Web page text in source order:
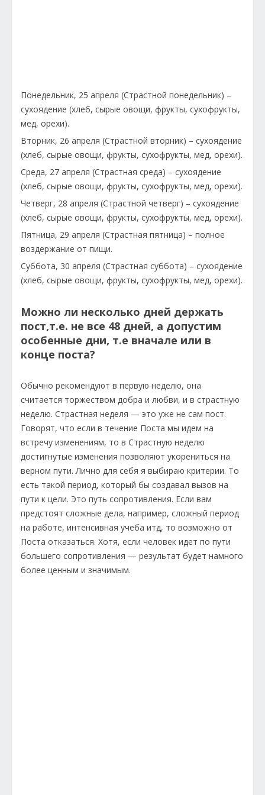
Понедельник, 25 апреля (Страстной понедельник) –
сухоядение (хлеб, сырые овощи, фрукты, сухофрукты,
мед, орехи).
Вторник, 26 апреля (Страстной вторник) – сухоядение
(хлеб, сырые овощи, фрукты, сухофрукты, мед, орехи).
Среда, 27 апреля (Страстная среда) – сухоядение
(хлеб, сырые овощи, фрукты, сухофрукты, мед, орехи).
Четверг, 28 апреля (Страстной четверг) – сухоядение
(хлеб, сырые овощи, фрукты, сухофрукты, мед, орехи).
Пятница, 29 апреля (Страстная пятница) – полное
воздержание от пищи.
Суббота, 30 апреля (Страстная суббота) – сухоядение
(хлеб, сырые овощи, фрукты, сухофрукты, мед, орехи).
Можно ли несколько дней держать
пост,т.е. не все 48 дней, а допустим
особенные дни, т.е вначале или в
конце поста?
Обычно рекомендуют в первую неделю, она
считается торжеством добра и любви, и в страстную
неделю. Страстная неделя — это уже не сам пост.
Говорят, что если в течение Поста мы идем на
встречу изменениям, то в Страстную неделю
достигнутые изменения позволяют укорениться на
верном пути. Лично для себя я выбираю критерии. То
есть такой период, который бы создавал вызов на
пути к цели. Это путь сопротивления. Если вам
предстоят сложные дела, например, сложный период
на работе, интенсивная учеба итд, то возможно от
Поста отказаться. Хотя, если человек идет по пути
большего сопротивления — результат будет намного
более ценным и значимым.